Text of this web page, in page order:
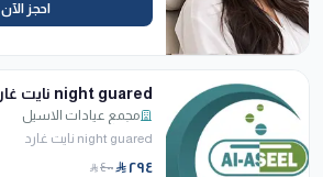
احجز الآن
night guared نايت غارد
مجمع عيادات الاسيل
night guared نايت غارد
٢٩٤ ٤٠٠